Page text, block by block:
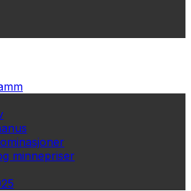
minnepriser